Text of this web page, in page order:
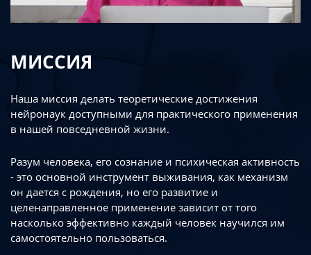
МИССИЯ
Наша миссия делать теоретические достижения
нейронаук доступными для практического применения
в нашей повседневной жизни.
Разум человека, его сознание и психическая активность
- это основной инструмент выживания, как механизм
он дается с рождения, но его развитие и
целенаправленное применение зависит от того
насколько эффективно каждый человек научился им
самостоятельно пользоваться.